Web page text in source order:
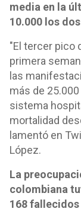
media en la
10.000 los
"El tercer pico
primera
las
más de
sistema
mortalidad
lamentó en
López.
La
colombiana
168 fallecidos